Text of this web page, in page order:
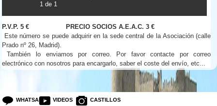
1 de 1
P.V.P. 5 € PRECIO SOCIOS A.E.A.C. 3 €
Este número se puede adquirir en la sede central de la Asociación (calle
Prado nº 26, Madrid).
También lo enviamos por correo. Por favor contacte por correo
electrónico con nosotros para encargarlo, saber el coste del envío, etc...
WHATSAPP VIDEOS CASTILLOS